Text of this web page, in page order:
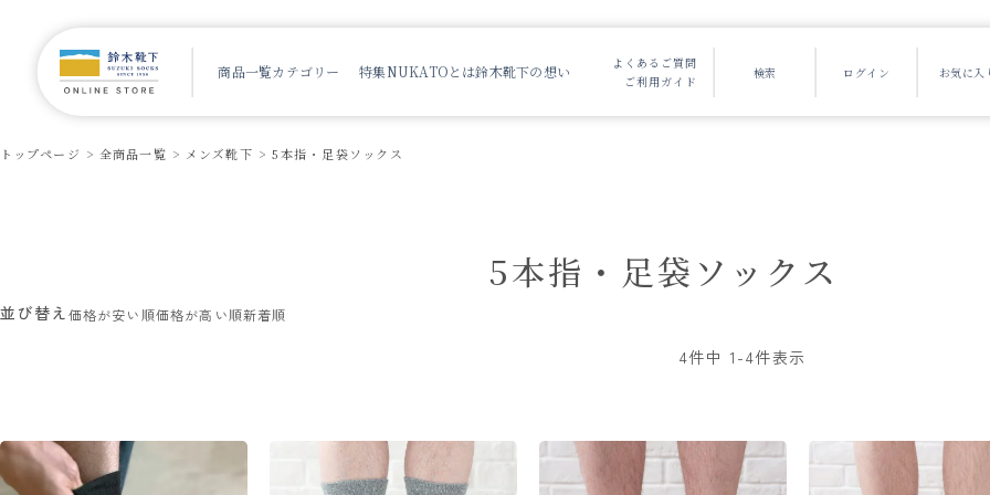
商品一覧カテゴリー 特集NUKATOとは鈴木靴下の想い
よくあるご質問
ご利用ガイド
トップページ 全商品一覧 メンズ靴下 5本指・足袋ソックス
5本指・足袋ソックス
並び替え価格が安い順価格が高い順新着順
4件中 1 -4件表示